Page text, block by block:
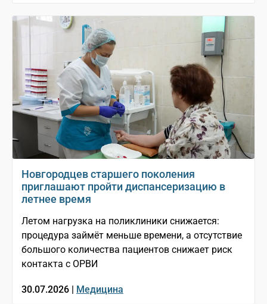
Новгородцев старшего поколения
приглашают пройти диспансеризацию в
летнее время
Летом нагрузка на поликлиники снижается:
процедура займёт меньше времени, а отсутствие
большого количества пациентов снижает риск
контакта с ОРВИ
30.07.2026 | Медицина